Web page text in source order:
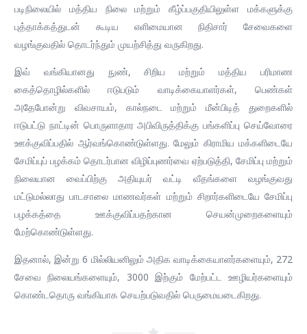
படிநிலையில் மத்திய நிலை மற்றும் கீழ்ப்பகுதியிலுள்ள மக்களுக்கு
புத்தாக்கத்துடன் கூடிய எளிமையான நிதிசார் சேவைகளை
வழங்குவதில் தொடர்ந்தும் முயற்சித்து வருகிறது.
இவ் வங்கியானது நுண், சிறிய மற்றும் மத்திய பரிமாண
கைத்தொழில்களில் ஈடுபடும் வாடிக்கையாளர்கள், பெண்கள்
அதேபோன்று விவசாயம், கால்நடை மற்றும் மீன்பிடித் துறைகளில்
ஈடுபட்டு நாட்டின் பொருளாதார அபிவிருத்திக்கு பங்களிப்பு செய்வோரை
ஊக்குவிப்பதில் ஆர்வங்கொண்டுள்ளது. மேலும் கிராமிய மக்களிடையே
சேமிப்புப் பழக்கம் தொடர்பான விழிப்புணர்வை ஏற்படுத்தி, சேமிப்பு மற்றும்
நிலையான வைப்பிற்கு அதியுயர் வட்டி வீதங்களை வழங்குவது
மட்டுமல்லாது பாடசாலை மாணவர்கள் மற்றும் சிறார்களிடையே சேமிப்பு
பழக்கத்தை ஊக்குவிப்பதற்கான செயன்முறைகளையும்
மேற்கொண்டுள்ளது.
இதனால், இன்று 6 மில்லியனிலும் அதிக வாடிக்கையாளர்களையும், 272
சேவை நிலையங்களையும், 3000 இற்கும் மேற்பட்ட ஊழியர்களையும்
கொண்டதொரு வங்கியாக செயற்படுவதில் பெருமையடைகிறது.